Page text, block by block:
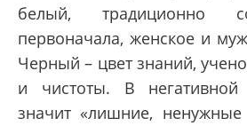
белый, традиционно
первоначала, женское и
Черный – цвет знаний,
и чистоты. В
значит «лишние,